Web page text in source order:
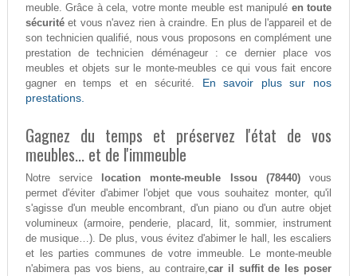
meuble. Grâce à cela, votre monte meuble est manipulé en toute
sécuritéet vous n'avez rien à craindre. En plus de l'appareil et de
son technicien qualifié, nous vous proposons en complément une
prestation de technicien déménageur : ce dernier place vos
meubles et objets sur le monte-meubles ce qui vous fait encore
gagner en temps et en sécurité. En savoir plus sur nos
prestations.
Gagnez du temps et préservez l'état de vos
meubles... et de l'immeuble
Notre service location monte-meuble Issou (78440)vous
permet d'éviter d'abimer l'objet que vous souhaitez monter, qu'il
s'agisse d'un meuble encombrant, d'un piano ou d'un autre objet
volumineux (armoire, penderie, placard, lit, sommier, instrument
de musique…). De plus, vous évitez d'abimer le hall, les escaliers
et les parties communes de votre immeuble. Le monte-meuble
n'abimera pas vos biens, au contraire,car il suffit de les poser